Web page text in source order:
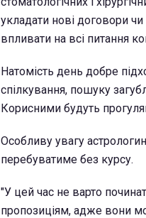
укладати нові договори
впливати на всі питання
Натомість день добре
спілкування, пошуку
Корисними будуть
Особливу увагу
перебуватиме без курсу.
"У цей час не варто
пропозиціям, адже вони